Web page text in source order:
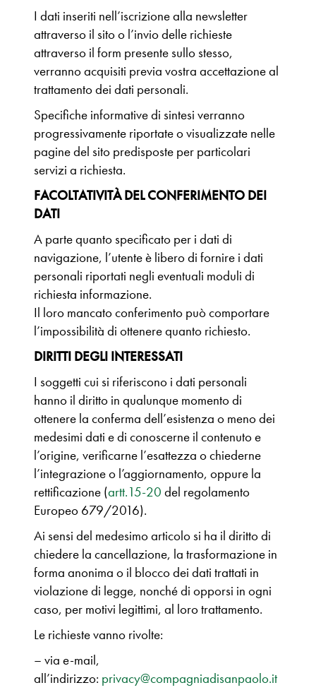
I dati inseriti nell’iscrizione alla newsletter
attraverso il sito o l’invio delle richieste
attraverso il form presente sullo stesso,
verranno acquisiti previa vostra accettazione al
trattamento dei dati personali.
Specifiche informative di sintesi verranno
progressivamente riportate o visualizzate nelle
pagine del sito predisposte per particolari
servizi a richiesta.
FACOLTATIVITÀ DEL CONFERIMENTO DEI
DATI
A parte quanto specificato per i dati di
navigazione, l’utente è libero di fornire i dati
personali riportati negli eventuali moduli di
richiesta informazione.
Il loro mancato conferimento può comportare
l’impossibilità di ottenere quanto richiesto.
DIRITTI DEGLI INTERESSATI
I soggetti cui si riferiscono i dati personali
hanno il diritto in qualunque momento di
ottenere la conferma dell’esistenza o meno dei
medesimi dati e di conoscerne il contenuto e
l’origine, verificarne l’esattezza o chiederne
l’integrazione o l’aggiornamento, oppure la
rettificazione (artt.15-20 del regolamento
Europeo 679/2016).
Ai sensi del medesimo articolo si ha il diritto di
chiedere la cancellazione, la trasformazione in
forma anonima o il blocco dei dati trattati in
violazione di legge, nonché di opporsi in ogni
caso, per motivi legittimi, al loro trattamento.
Le richieste vanno rivolte:
– via e-mail,
all’indirizzo: privacy@compagniadisanpaolo.it